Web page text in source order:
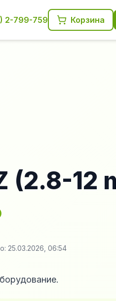
2-799-759 Корзина
(2.8-12
25.03.2026, 06:54